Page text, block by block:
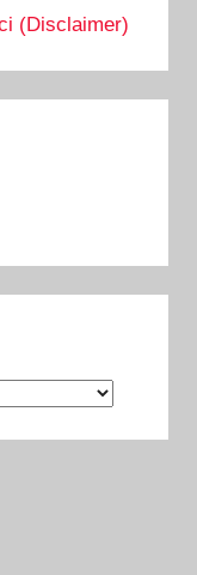
(Disclaimer)